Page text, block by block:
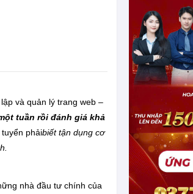
và quản lý trang web –
tuần rồi đánh giá khả
phảibiết tận dụng cơ
nhà đầu tư chính của